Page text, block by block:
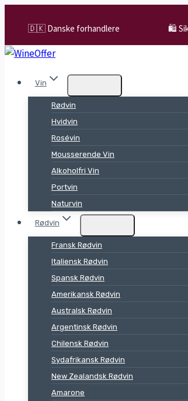
content
🇩🇰 Danske forhandlere 🛍️
Vin
Rødvin
Hvidvin
Rosévin
Mousserende Vin
Alkoholfri Vin
Portvin
Naturvin
Rødvin
Fransk Rødvin
Italiensk Rødvin
Spansk Rødvin
Amerikansk Rødvin
Australsk Rødvin
Argentinsk Rødvin
Chilensk Rødvin
Sydafrikansk Rødvin
New Zealandsk Rødvin
Amarone